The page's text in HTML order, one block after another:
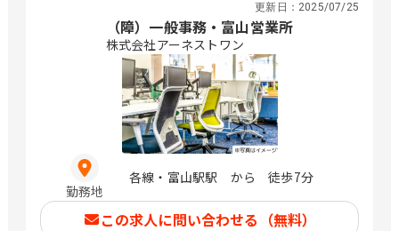
更新日： 2025/07/25
（障）一般事務・富山営業所
株式会社アーネストワン
勤務地
各線・富山駅駅 から 徒歩7分
この求人に問い合わせる（無料）